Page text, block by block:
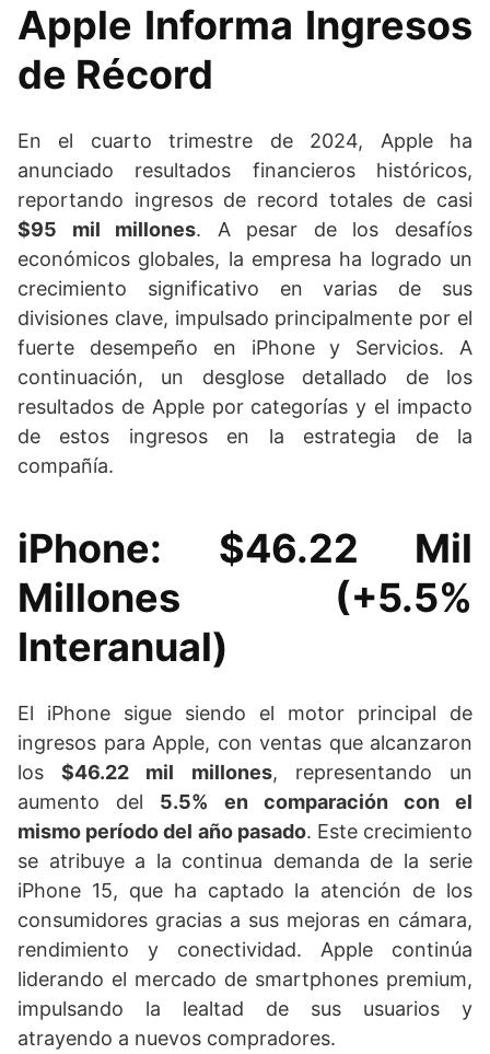
Apple Informa Ingresos
de Récord
En el cuarto trimestre de 2024, Apple ha
anunciado resultados financieros históricos,
reportando ingresos de record totales de casi
$95 mil millones. A pesar de los desafíos
económicos globales, la empresa ha logrado un
crecimiento significativo en varias de sus
divisiones clave, impulsado principalmente por el
fuerte desempeño en iPhone y Servicios. A
continuación, un desglose detallado de los
resultados de Apple por categorías y el impacto
de estos ingresos en la estrategia de la
compañía.
iPhone: $46.22 Mil
Millones (+5.5%
Interanual)
El iPhone sigue siendo el motor principal de
ingresos para Apple, con ventas que alcanzaron
los$46.22 mil millones, representando un
aumento del 5.5% en comparación con el
mismo período del año pasado. Este crecimiento
se atribuye a la continua demanda de la serie
iPhone 15, que ha captado la atención de los
consumidores gracias a sus mejoras en cámara,
rendimiento y conectividad. Apple continúa
liderando el mercado de smartphones premium,
impulsando la lealtad de sus usuarios y
atrayendo a nuevos compradores.